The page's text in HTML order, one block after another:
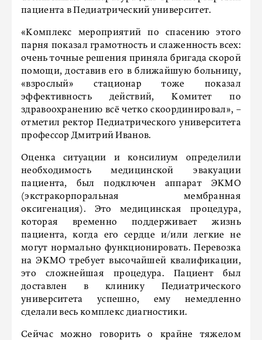
пациента в Педиатрический университет.
«Комплекс мероприятий по спасению этого
парня показал грамотность и слаженность всех:
очень точные решения приняла бригада скорой
помощи, доставив его в ближайшую больницу,
«взрослый» стационар тоже показал
эффективность действий, Комитет по
здравоохранению всё четко скоординировал», –
отметил ректор Педиатрического университета
профессор Дмитрий Иванов.
Оценка ситуации и консилиум определили
необходимость медицинской эвакуации
пациента, был подключен аппарат ЭКМО
(экстракорпоральная мембранная
оксигенация). Это медицинская процедура,
которая временно поддерживает жизнь
пациента, когда его сердце и/или легкие не
могут нормально функционировать. Перевозка
на ЭКМО требует высочайшей квалификации,
это сложнейшая процедура. Пациент был
доставлен в клинику Педиатрического
университета успешно, ему немедленно
сделали весь комплекс диагностики.
Сейчас можно говорить о крайне тяжелом